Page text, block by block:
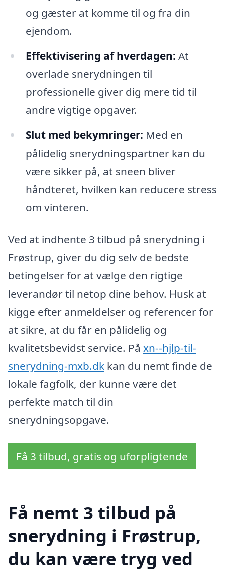
og gæster at komme til og fra din
ejendom.
Effektivisering af hverdagen: At
overlade snerydningen til
professionelle giver dig mere tid til
andre vigtige opgaver.
Slut med bekymringer: Med en
pålidelig snerydningspartner kan du
være sikker på, at sneen bliver
håndteret, hvilken kan reducere stress
om vinteren.
Ved at indhente 3 tilbud på snerydning i
Frøstrup, giver du dig selv de bedste
betingelser for at vælge den rigtige
leverandør til netop dine behov. Husk at
kigge efter anmeldelser og referencer for
at sikre, at du får en pålidelig og
kvalitetsbevidst service. På xn--hjlp-til-
snerydning-mxb.dk kan du nemt finde de
lokale fagfolk, der kunne være det
perfekte match til din
snerydningsopgave.
Få 3 tilbud, gratis og uforpligtende
Få nemt 3 tilbud på
snerydning i Frøstrup,
du kan være tryg ved